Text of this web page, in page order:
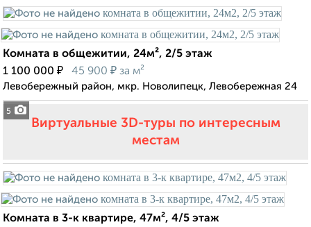
5
Комната в общежитии, 24м², 2/5 этаж
1 100 000 ₽ 45 900 ₽ за м²
Левобережный район, мкр. Новолипецк, Левобережная 24
Виртуальные 3D-туры по интересным
местам
Комната в 3-к квартире, 47м², 4/5 этаж